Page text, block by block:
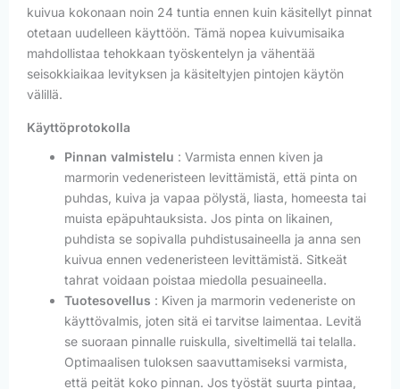
kuivua kokonaan noin 24 tuntia ennen kuin käsitellyt pinnat
otetaan uudelleen käyttöön. Tämä nopea kuivumisaika
mahdollistaa tehokkaan työskentelyn ja vähentää
seisokkiaikaa levityksen ja käsiteltyjen pintojen käytön
välillä.
Käyttöprotokolla
Pinnan valmistelu : Varmista ennen kiven ja
marmorin vedeneristeen levittämistä, että pinta on
puhdas, kuiva ja vapaa pölystä, liasta, homeesta tai
muista epäpuhtauksista. Jos pinta on likainen,
puhdista se sopivalla puhdistusaineella ja anna sen
kuivua ennen vedeneristeen levittämistä. Sitkeät
tahrat voidaan poistaa miedolla pesuaineella.
Tuotesovellus : Kiven ja marmorin vedeneriste on
käyttövalmis, joten sitä ei tarvitse laimentaa. Levitä
se suoraan pinnalle ruiskulla, siveltimellä tai telalla.
Optimaalisen tuloksen saavuttamiseksi varmista,
että peität koko pinnan. Jos työstät suurta pintaa,